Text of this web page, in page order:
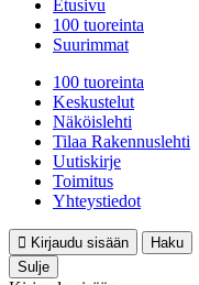
Etusivu
100 tuoreinta
Suurimmat
100 tuoreinta
Keskustelut
Näköislehti
Tilaa Rakennuslehti
Uutiskirje
Toimitus
Yhteystiedot
Kirjaudu sisään
Haku
Sulje